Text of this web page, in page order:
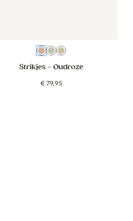
Oudroze
GroenBeige
Strikjes - Oudroze
€79,95